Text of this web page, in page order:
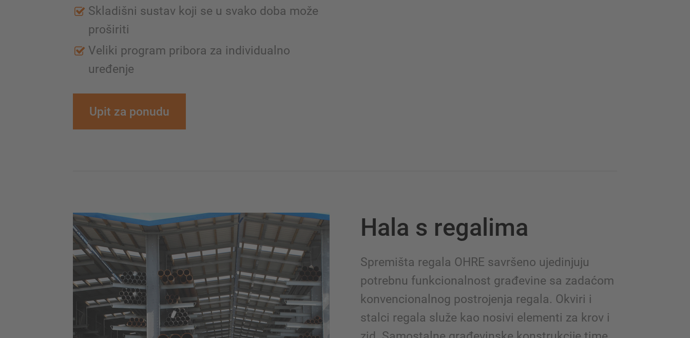
Skladišni sustav koji se u svako doba može
proširiti
Veliki program pribora za individualno
uređenje
Upit za ponudu
Hala s regalima
Spremišta regala OHRE savršeno ujedinjuju
potrebnu funkcionalnost građevine sa zadaćom
konvencionalnog postrojenja regala. Okviri i
stalci regala služe kao nosivi elementi za krov i